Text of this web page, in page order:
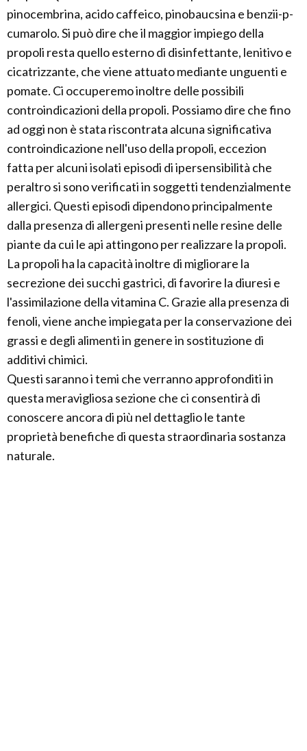
pinocembrina, acido caffeico, pinobaucsina e benzii-p-
cumarolo. Si può dire che il maggior impiego della
propoli resta quello esterno di disinfettante, lenitivo e
cicatrizzante, che viene attuato mediante unguenti e
pomate. Ci occuperemo inoltre delle possibili
controindicazioni della propoli. Possiamo dire che fino
ad oggi non è stata riscontrata alcuna significativa
controindicazione nell'uso della propoli, eccezion
fatta per alcuni isolati episodi di ipersensibilità che
peraltro si sono verificati in soggetti tendenzialmente
allergici. Questi episodi dipendono principalmente
dalla presenza di allergeni presenti nelle resine delle
piante da cui le api attingono per realizzare la propoli.
La propoli ha la capacità inoltre di migliorare la
secrezione dei succhi gastrici, di favorire la diuresi e
l'assimilazione della vitamina C. Grazie alla presenza di
fenoli, viene anche impiegata per la conservazione dei
grassi e degli alimenti in genere in sostituzione di
additivi chimici.
Questi saranno i temi che verranno approfonditi in
questa meravigliosa sezione che ci consentirà di
conoscere ancora di più nel dettaglio le tante
proprietà benefiche di questa straordinaria sostanza
naturale.